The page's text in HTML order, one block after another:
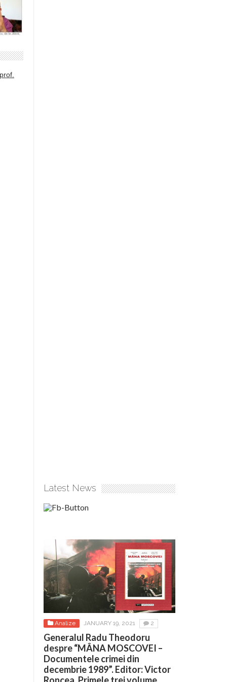
Latest News
Analize JANUARY 19, 2021 2
Generalul Radu Theodoru
despre “MÂNA MOSCOVEI –
Documentele crimei din
decembrie 1989”. Editor: Victor